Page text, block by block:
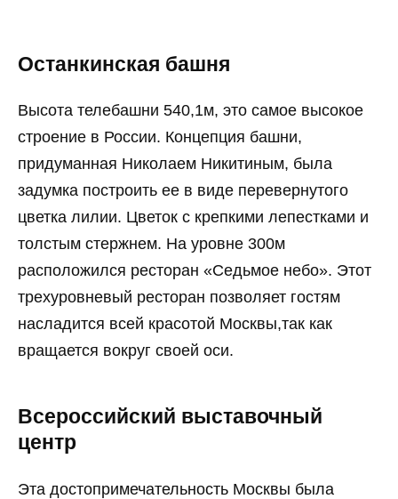
Останкинская башня
Высота телебашни 540,1м, это самое высокое
строение в России. Концепция башни,
придуманная Николаем Никитиным, была
задумка построить ее в виде перевернутого
цветка лилии. Цветок с крепкими лепестками и
толстым стержнем. На уровне 300м
расположился ресторан «Седьмое небо». Этот
трехуровневый ресторан позволяет гостям
насладится всей красотой Москвы,так как
вращается вокруг своей оси.
Всероссийский выставочный
центр
Эта достопримечательность Москвы была